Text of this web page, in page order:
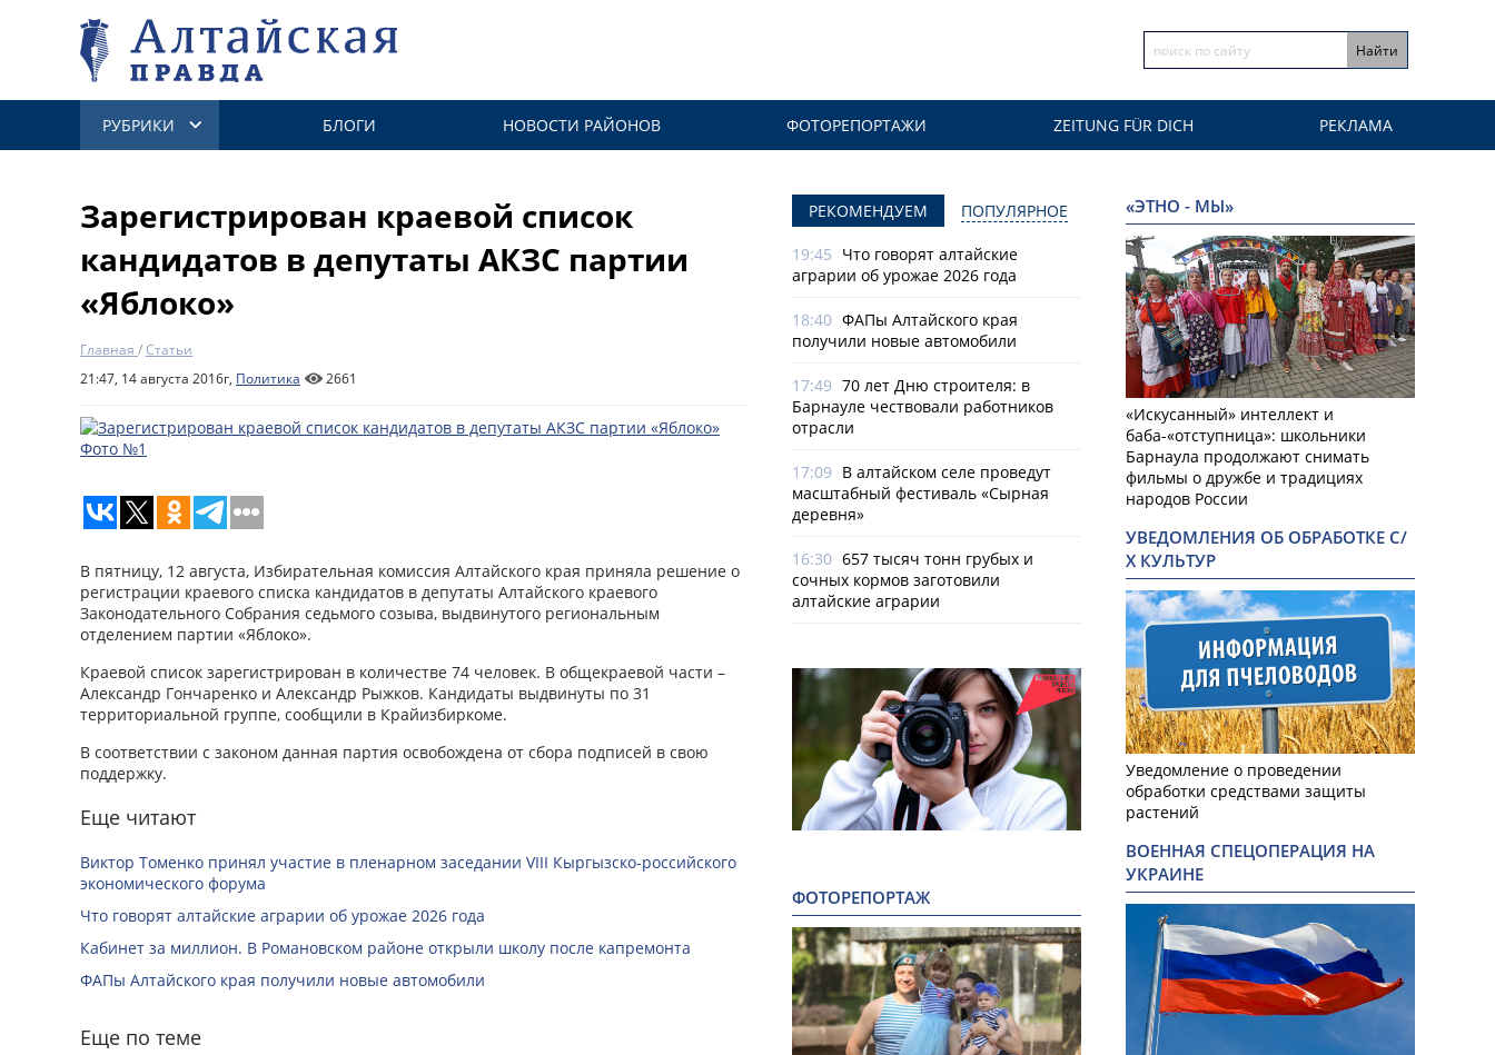
РУБРИКИ БЛОГИ НОВОСТИ РАЙОНОВ ФОТОРЕПОРТАЖИ ZEITUNG FÜR DICH РЕКЛАМА
Зарегистрирован краевой список
кандидатов в депутаты АКЗС партии
«Яблоко»
Главная /Статьи
21:47, 14 августа 2016г, Политика 2661
В пятницу, 12 августа, Избирательная комиссия Алтайского края приняла решение о
регистрации краевого списка кандидатов в депутаты Алтайского краевого
Законодательного Собрания седьмого созыва, выдвинутого региональным
отделением партии «Яблоко».
Краевой список зарегистрирован в количестве 74 человек. В общекраевой части –
Александр Гончаренко и Александр Рыжков. Кандидаты выдвинуты по 31
территориальной группе, сообщили в Крайизбиркоме.
В соответствии с законом данная партия освобождена от сбора подписей в свою
поддержку.
Еще читают
Виктор Томенко принял участие в пленарном заседании VIII Кыргызско-российского
экономического форума
Что говорят алтайские аграрии об урожае 2026 года
Кабинет за миллион. В Романовском районе открыли школу после капремонта
ФАПы Алтайского края получили новые автомобили
Еще по теме
РЕКОМЕНДУЕМ ПОПУЛЯРНОЕ
19:45 Что говорят алтайские
аграрии об урожае 2026 года
18:40 ФАПы Алтайского края
получили новые автомобили
17:49 70 лет Дню строителя: в
Барнауле чествовали работников
отрасли
17:09 В алтайском селе проведут
масштабный фестиваль «Сырная
деревня»
16:30 657 тысяч тонн грубых и
сочных кормов заготовили
алтайские аграрии
ФОТОРЕПОРТАЖ
«ЭТНО - МЫ»
«Искусанный» интеллект и
баба-«отступница»: школьники
Барнаула продолжают снимать
фильмы о дружбе и традициях
народов России
УВЕДОМЛЕНИЯ ОБ ОБРАБОТКЕ С/
Х КУЛЬТУР
Уведомление о проведении
обработки средствами защиты
растений
ВОЕННАЯ СПЕЦОПЕРАЦИЯ НА
УКРАИНЕ